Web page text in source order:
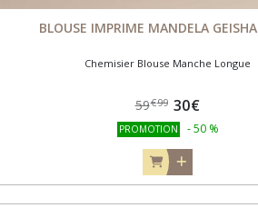
BLOUSE IMPRIME MANDELA
Chemisier Blouse Manche Longue
59€99 30€
PROMOTION - 50 %